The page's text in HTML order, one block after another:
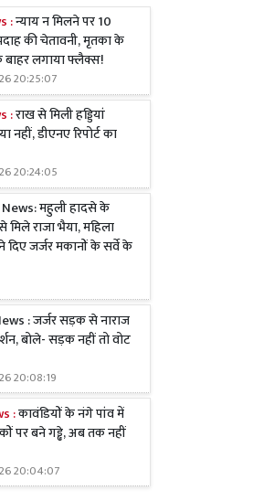
:न्याय न मिलने पर 10
की चेतावनी, मृतका के
लगाया फ्लैक्स!
20:25:07
:राख से मिली हड्डियां
नहीं, डीएनए रिपोर्ट का
20:24:05
महुली हादसे के
मिले राजा भैया, महिला
जर्जर मकानों के सर्वे के
: जर्जर सड़क से नाराज
बोले- सड़क नहीं तो वोट
20:08:19
:कावंडियों के नंगे पांव में
पर बने गड्ढे, अब तक नहीं
20:04:07